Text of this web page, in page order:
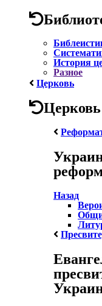
История
Разное
Церковь
Церковь
Назад